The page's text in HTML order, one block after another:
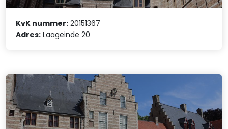
KvK nummer: 20151367
Adres: Laageinde 20